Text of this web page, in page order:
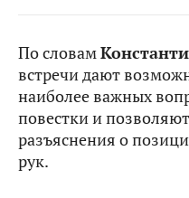
По словам
встречи дают
наиболее важных
повестки и
разъяснения о
рук.